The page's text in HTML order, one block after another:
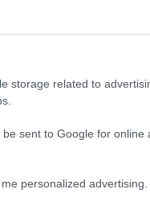
storage related to
sent to Google for online
personalized advertising.
θα μπορεί να
προβλημάτων τους
αφορά τον υπεύθυνο
πάντως
στις 30.000
11.000 την